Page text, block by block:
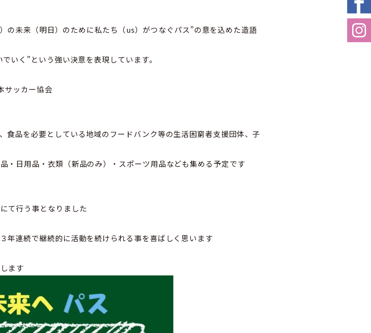
未来（明日）のために私たち（us）がつなぐパス”の意を込めた造語
いく”という強い決意を表現しています。
サッカー協会
食品を必要としている地域のフードバンク等の生活困窮者支援団体、子
・日用品・衣類（新品のみ）・スポーツ用品なども集める予定です
て行う事となりました
年連続で継続的に活動を続けられる事を喜ばしく思います
ます